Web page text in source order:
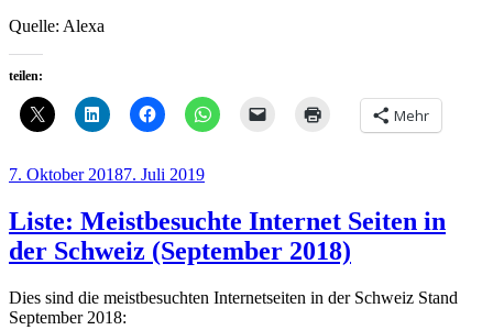
Quelle: Alexa
teilen:
Mehr
Veröffentlicht
7. Oktober 20187. Juli 2019
Liste: Meistbesuchte Internet Seiten in
der Schweiz (September 2018)
Dies sind die meistbesuchten Internetseiten in der Schweiz Stand
September 2018: